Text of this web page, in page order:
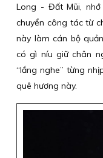
Long - Đất Mũi,
chuyển công tác từ
này làm cán bộ
có gì níu giữ chân
“lắng nghe” từng
quê hương này.